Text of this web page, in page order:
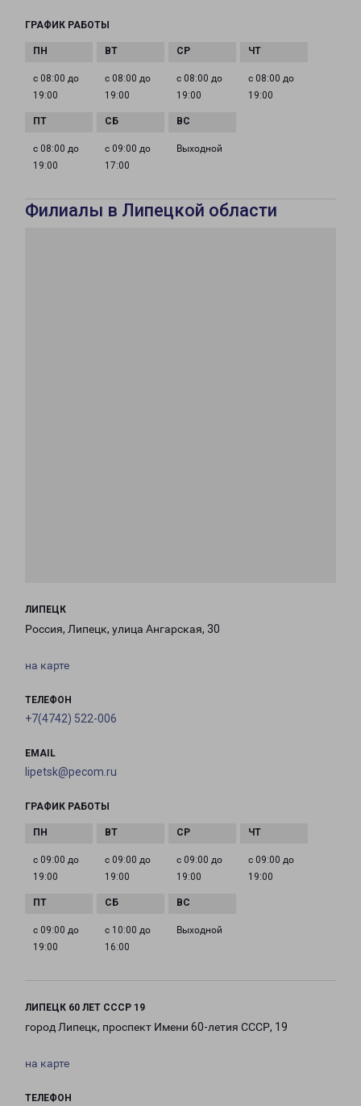
ГРАФИК РАБОТЫ
с 08:00 до
19:00
с 08:00 до
19:00
с 08:00 до
19:00
с 08:00 до
19:00
с 08:00 до
19:00
с 09:00 до
17:00
Выходной
Филиалы в Липецкой области
ЛИПЕЦК
Россия, Липецк, улица Ангарская, 30
на карте
ТЕЛЕФОН
+7(4742) 522-006
EMAIL
lipetsk@pecom.ru
ГРАФИК РАБОТЫ
с 09:00 до
19:00
с 09:00 до
19:00
с 09:00 до
19:00
с 09:00 до
19:00
с 09:00 до
19:00
с 10:00 до
16:00
Выходной
ЛИПЕЦК 60 ЛЕТ СССР 19
город Липецк, проспект Имени 60-летия СССР, 19
на карте
ТЕЛЕФОН